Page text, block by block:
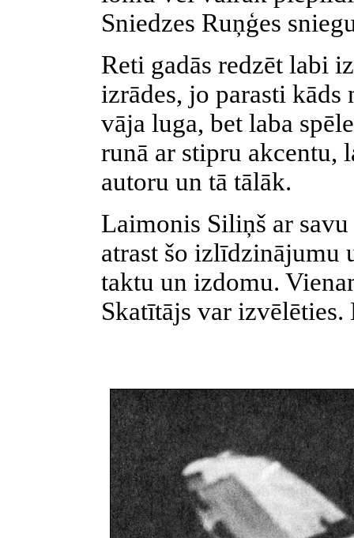
Sniedzes Ruņģes
Reti gadās redzēt labi
izrādes, jo parasti
vāja luga, bet laba
runā ar stipru akcentu,
autoru un tā tālāk.
Laimonis Siliņš ar
atrast šo izlīdzinājumu
taktu un izdomu.
Skatītājs var